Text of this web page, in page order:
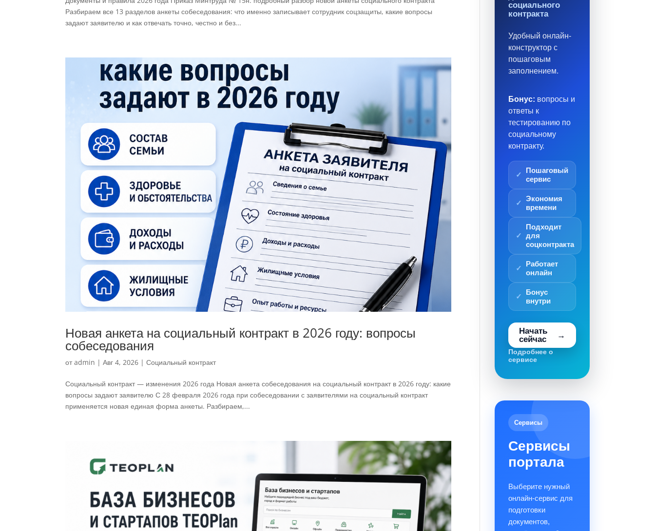
Разбираем все 13 разделов анкеты собеседования: что именно записывает сотрудник соцзащиты, какие вопросы
задают заявителю и как отвечать точно, честно и без...
Новая анкета на социальный контракт в 2026 году: вопросы
собеседования
отadmin |Авг 4, 2026 |Социальный контракт
Социальный контракт — изменения 2026 года Новая анкета собеседования на социальный контракт в 2026 году: какие
вопросы задают заявителю С 28 февраля 2026 года при собеседовании с заявителями на социальный контракт
применяется новая единая форма анкеты. Разбираем,...
социального
контракта
Удобный онлайн-
конструктор с
пошаговым
заполнением.
Бонус: вопросы и
ответы к
тестированию по
социальному
контракту.
Пошаговый
сервис
Экономия
времени
Подходит
для
соцконтракта
Работает
онлайн
Бонус
внутри
Начать
сейчас
Подробнее о
сервисе
Сервисы
Сервисы
портала
Выберите нужный
онлайн-сервис для
подготовки
документов,